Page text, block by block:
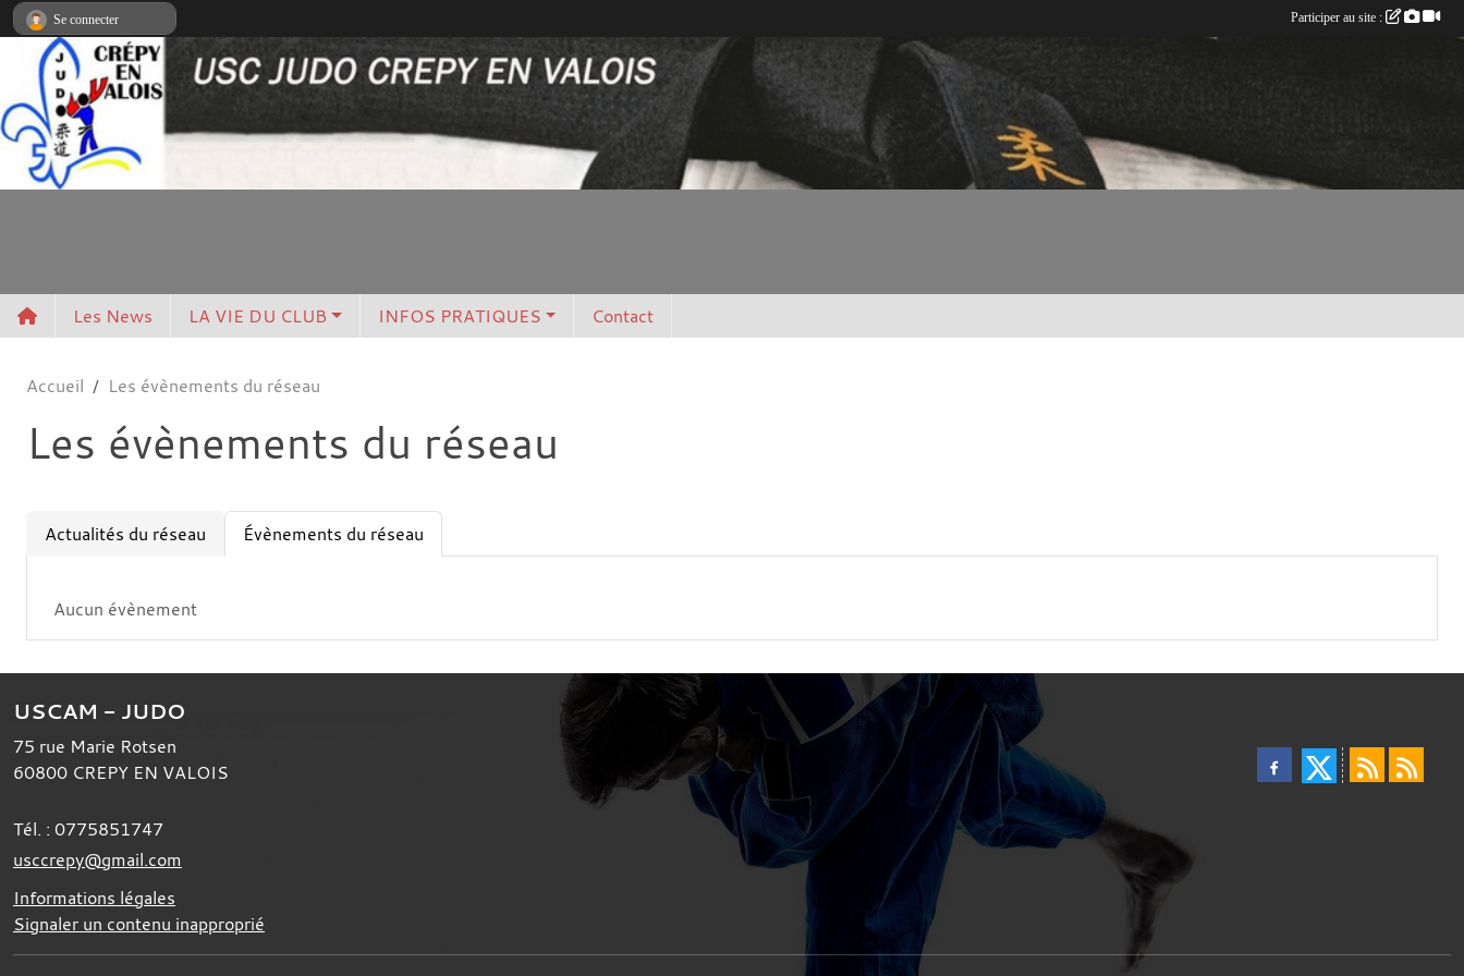
Les News LA VIE DU CLUB INFOS PRATIQUES Contact
Accueil Les évènements du réseau
Les évènements du réseau
Actualités du réseau Évènements du réseau
Aucun évènement
USCAM - JUDO
75 rue Marie Rotsen
60800 CREPY EN VALOIS
Tél. : 0775851747
usccrepy@gmail.com
Informations légales
Signaler un contenu inapproprié
Se connecter Participer au site :
Panneau de gestion des cookies